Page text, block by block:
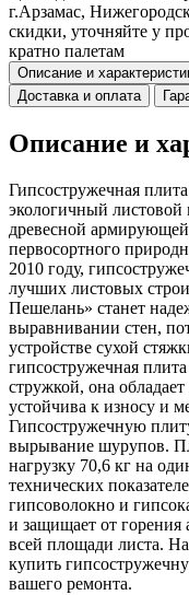
г.Арзамас,
скидки, уточняйте у
кратно палетам
Описание и
Доставка и оплата
Описание и
Гипсостружечная
экологичный листовой
древесной
первосортного
2010 году,
лучших листовых
Пешелань» станет
выравнивании стен,
устройстве сухой
гипсостружечная
стружкой, она
устойчива к износу и
Гипсостружечную
вырывание шурупов.
нагрузку 70,6 кг на
технических
гипсоволокно и
и защищает от
всей площади листа.
купить
вашего ремонта.